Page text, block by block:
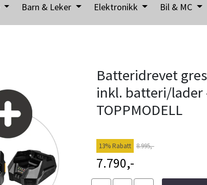
Barn & Leker Elektronikk Bil & MC
Batteridrevet
inkl. batteri/lader
TOPPMODELL
13% Rabatt 8.995,-
7.790,-